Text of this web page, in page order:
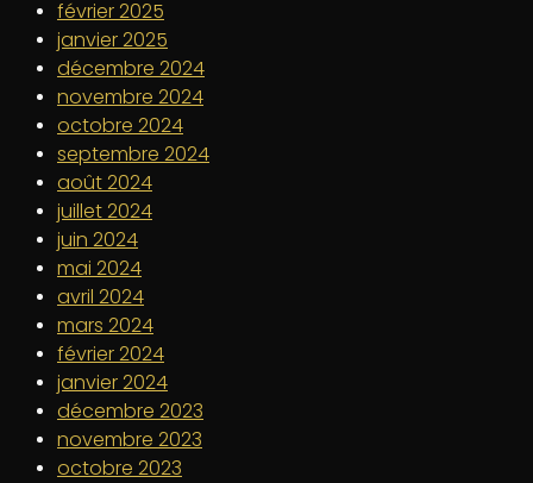
février 2025
janvier 2025
décembre 2024
novembre 2024
octobre 2024
septembre 2024
août 2024
juillet 2024
juin 2024
mai 2024
avril 2024
mars 2024
février 2024
janvier 2024
décembre 2023
novembre 2023
octobre 2023